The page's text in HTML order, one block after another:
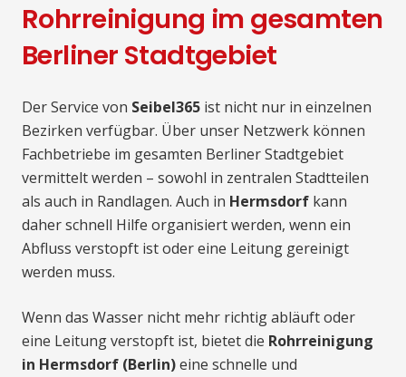
Rohrreinigung im gesamten
Berliner Stadtgebiet
Der Service von Seibel365 ist nicht nur in einzelnen
Bezirken verfügbar. Über unser Netzwerk können
Fachbetriebe im gesamten Berliner Stadtgebiet
vermittelt werden – sowohl in zentralen Stadtteilen
als auch in Randlagen. Auch in Hermsdorf kann
daher schnell Hilfe organisiert werden, wenn ein
Abfluss verstopft ist oder eine Leitung gereinigt
werden muss.
Wenn das Wasser nicht mehr richtig abläuft oder
eine Leitung verstopft ist, bietet die Rohrreinigung
in Hermsdorf (Berlin)eine schnelle und